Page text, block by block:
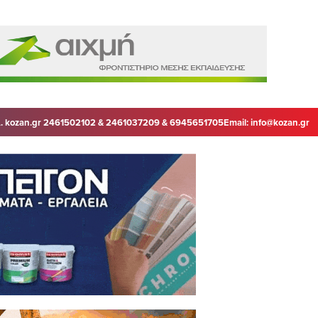
kozan.gr 2461502102 & 2461037209 & 6945651705Email:info@kozan.gr